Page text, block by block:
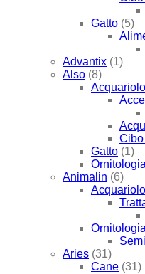
Gatto (5)
Advantix (1)
Also (8)
Cibo
Gatto (1)
Ornitologia
Animalin (6)
Ornitologia
Aries (31)
Cane (31)